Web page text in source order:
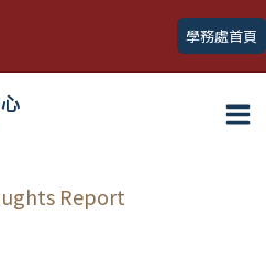
學務處首頁
Report